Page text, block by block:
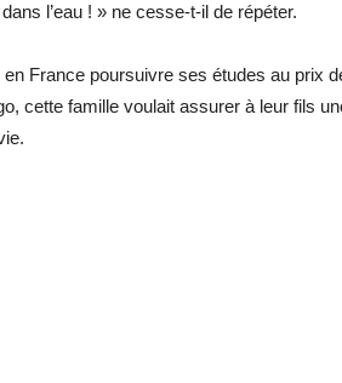
l’eau ! » ne cesse-t-il de répéter.
France poursuivre ses études au prix
cette famille voulait assurer à leur fils